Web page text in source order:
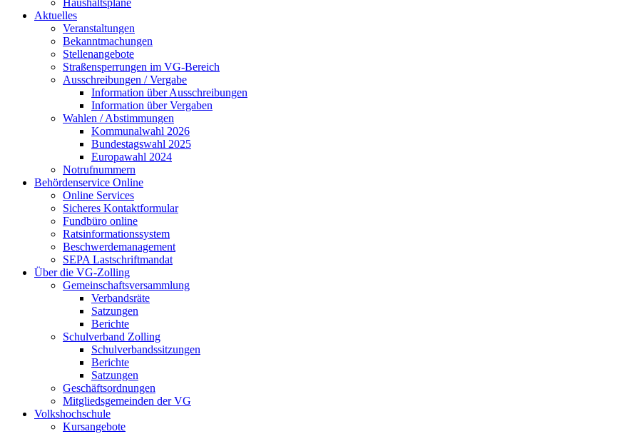
Haushaltspläne
Aktuelles
Veranstaltungen
Bekanntmachungen
Stellenangebote
Straßensperrungen im VG-Bereich
Ausschreibungen / Vergabe
Information über Ausschreibungen
Information über Vergaben
Wahlen / Abstimmungen
Kommunalwahl 2026
Bundestagswahl 2025
Europawahl 2024
Notrufnummern
Behördenservice Online
Online Services
Sicheres Kontaktformular
Fundbüro online
Ratsinformationssystem
Beschwerdemanagement
SEPA Lastschriftmandat
Über die VG-Zolling
Gemeinschaftsversammlung
Verbandsräte
Satzungen
Berichte
Schulverband Zolling
Schulverbandssitzungen
Berichte
Satzungen
Geschäftsordnungen
Mitgliedsgemeinden der VG
Volkshochschule
Kursangebote